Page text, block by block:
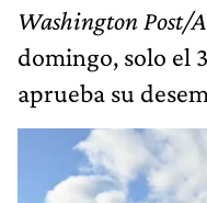
Washington Post/
domingo, solo el
aprueba su